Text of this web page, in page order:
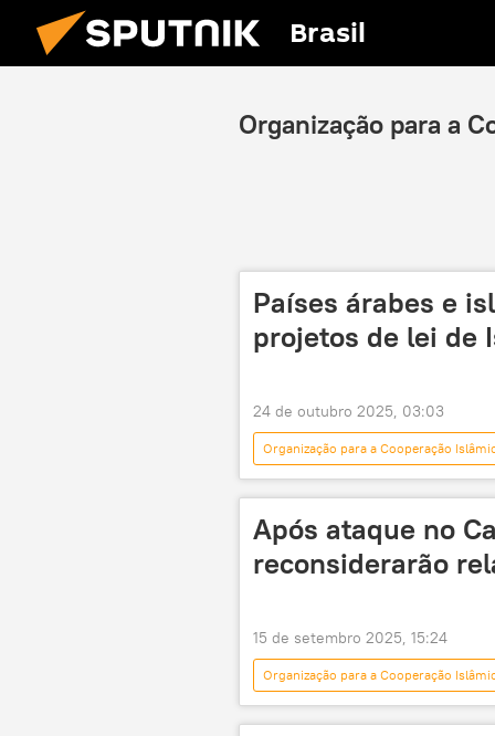
Brasil
Organização para a
Países árabes e
projetos de lei de
24 de outubro 2025, 03:03
Organização para a Cooperação
Cisjordânia
Israel
Após ataque no
reconsiderarão
15 de setembro 2025, 15:24
Organização para a Cooperação
Oriente Médio e África
Israel